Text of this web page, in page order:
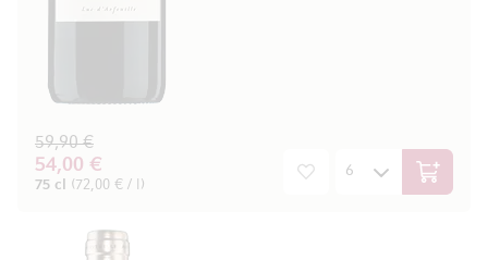
54,00 €
59,90 €
75 cl (72,00 € / l) In den